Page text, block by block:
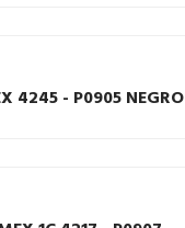
4245 - P0905 NEGRO